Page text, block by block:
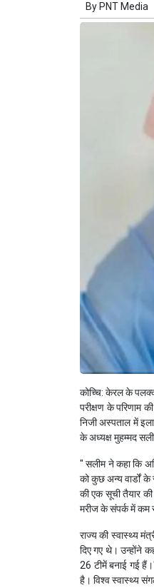
By PNT Media
कोच्चि: केरल के
परीक्षण के परिणाम
निजी अस्पताल में
के अध्यक्ष मुहम्मद
" सलीम ने कहा कि
को कुछ अन्य वार्डों के
की एक सूची तैयार
मरीज के संपर्क में कम
राज्य की स्वास्थ्य
दिए गए थे। उन्होंने
26 टीमें बनाई गई
है। विश्व स्वास्थ्य